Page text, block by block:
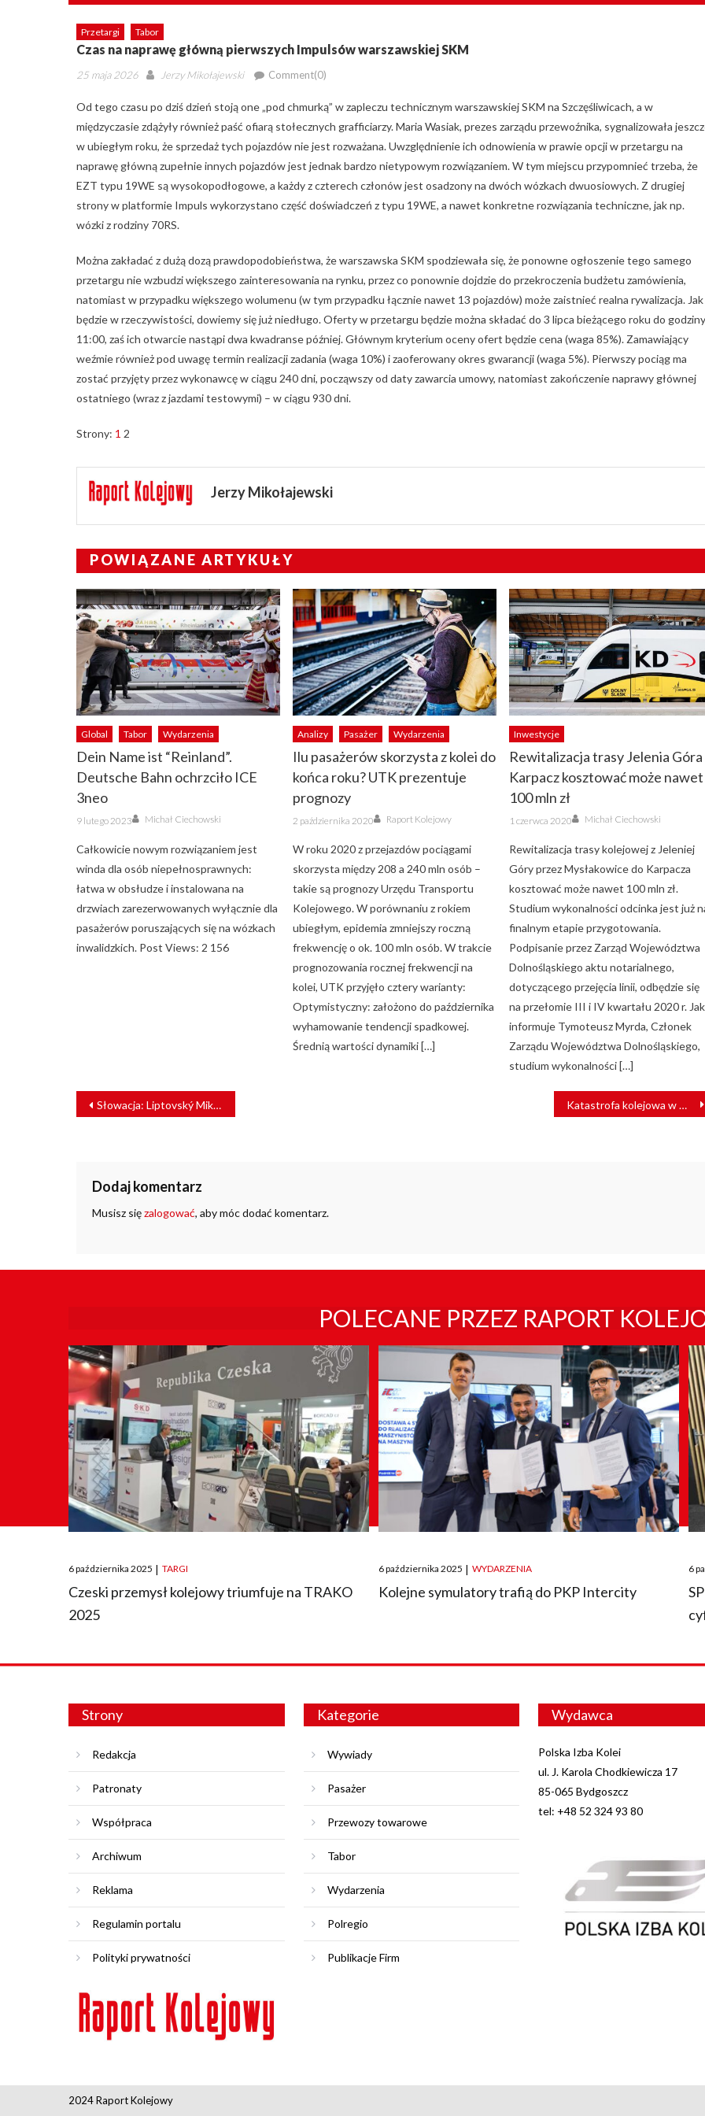
Przetargi Tabor
Czas na naprawę główną pierwszych Impulsów warszawskiej SKM
Posted
25 maja 2026 Author
Jerzy Mikołajewski Comment(0)
Od tego czasu po dziś dzień stoją one „pod chmurką” w zapleczu technicznym warszawskiej SKM na Szczęśliwicach, a w
międzyczasie zdążyły również paść ofiarą stołecznych grafficiarzy. Maria Wasiak, prezes zarządu przewoźnika, sygnalizowała
w ubiegłym roku, że sprzedaż tych pojazdów nie jest rozważana. Uwzględnienie ich odnowienia w prawie opcji w przetargu na
naprawę główną zupełnie innych pojazdów jest jednak bardzo nietypowym rozwiązaniem. W tym miejscu przypomnieć trzeba, że
EZT typu 19WE są wysokopodłogowe, a każdy z czterech członów jest osadzony na dwóch wózkach dwuosiowych. Z drugiej
strony w platformie Impuls wykorzystano część doświadczeń z typu 19WE, a nawet konkretne rozwiązania techniczne, jak np.
wózki z rodziny 70RS.
Można zakładać z dużą dozą prawdopodobieństwa, że warszawska SKM spodziewała się, że ponowne ogłoszenie tego samego
przetargu nie wzbudzi większego zainteresowania na rynku, przez co ponownie dojdzie do przekroczenia budżetu zamówienia,
natomiast w przypadku większego wolumenu (w tym przypadku łącznie nawet 13 pojazdów) może zaistnieć realna rywalizacja. Jak
będzie w rzeczywistości, dowiemy się już niedługo. Oferty w przetargu będzie można składać do 3 lipca bieżącego roku do godziny
11:00, zaś ich otwarcie nastąpi dwa kwadranse później. Głównym kryterium oceny ofert będzie cena (waga 85%). Zamawiający
weźmie również pod uwagę termin realizacji zadania (waga 10%) i zaoferowany okres gwarancji (waga 5%). Pierwszy pociąg ma
zostać przyjęty przez wykonawcę w ciągu 240 dni, począwszy od daty zawarcia umowy, natomiast zakończenie naprawy głównej
ostatniego (wraz z jazdami testowymi) – w ciągu 930 dni.
Strony: 1 2
Jerzy Mikołajewski
POWIĄZANE ARTYKUŁY
Global Tabor Wydarzenia
Dein Name ist “Reinland”.
Deutsche Bahn ochrzciło ICE
3neo
Posted
on
9 lutego 2023 Author
Michał Ciechowski
Całkowicie nowym rozwiązaniem jest
winda dla osób niepełnosprawnych:
łatwa w obsłudze i instalowana na
drzwiach zarezerwowanych wyłącznie dla
pasażerów poruszających się na wózkach
inwalidzkich. Post Views: 2 156
Analizy Pasażer Wydarzenia
Ilu pasażerów skorzysta z kolei do
końca roku? UTK prezentuje
prognozy
Posted
on
2 października 2020 Author
Raport Kolejowy
W roku 2020 z przejazdów pociągami
skorzysta między 208 a 240 mln osób –
takie są prognozy Urzędu Transportu
Kolejowego. W porównaniu z rokiem
ubiegłym, epidemia zmniejszy roczną
frekwencję o ok. 100 mln osób. W trakcie
prognozowania rocznej frekwencji na
kolei, UTK przyjęło cztery warianty:
Optymistyczny: założono do października
wyhamowanie tendencji spadkowej.
Średnią wartości dynamiki […]
Inwestycje
Rewitalizacja trasy Jelenia Góra
Karpacz kosztować może nawet
100 mln zł
Posted
on
1 czerwca 2020 Author
Michał Ciechowski
Rewitalizacja trasy kolejowej z Jeleniej
Góry przez Mysłakowice do Karpacza
kosztować może nawet 100 mln zł.
Studium wykonalności odcinka jest już
finalnym etapie przygotowania.
Podpisanie przez Zarząd Województwa
Dolnośląskiego aktu notarialnego,
dotyczącego przejęcia linii, odbędzie się
na przełomie III i IV kwartału 2020 r. Jak
informuje Tymoteusz Myrda, Członek
Zarządu Województwa Dolnośląskiego,
studium wykonalności […]
NAWIGACJA
WPISU
Słowacja: Liptovský Mikuláš z nowym przebiegiem kluczowej magistrali Katastrofa kolejowa w Wielkopolsce. Nie żyje jedna osoba
Dodaj komentarz
Musisz sięzalogować, aby móc dodać komentarz.
POLECANE PRZEZ RAPORT
Posted
on
6 października 2025 | TARGI
Czeski przemysł kolejowy triumfuje na TRAKO
2025
Posted
on
6 października 2025 | WYDARZENIA
Kolejne symulatory trafią do PKP Intercity
on
6
Strony
Redakcja
Patronaty
Współpraca
Archiwum
Reklama
Regulamin portalu
Polityki prywatności
Kategorie
Wywiady
Pasażer
Przewozy towarowe
Tabor
Wydarzenia
Polregio
Publikacje Firm
Wydawca
Polska Izba Kolei
ul. J. Karola Chodkiewicza 17
85-065 Bydgoszcz
tel: +48 52 324 93 80
2024 Raport Kolejowy